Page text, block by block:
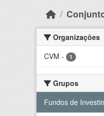
Organizações
CVM - 1
Grupos
Fundos de